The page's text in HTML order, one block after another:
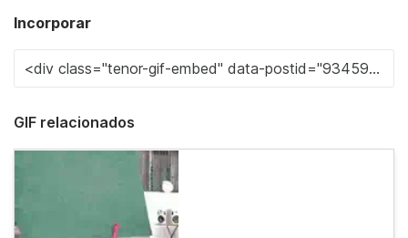
Incorporar
GIF relacionados